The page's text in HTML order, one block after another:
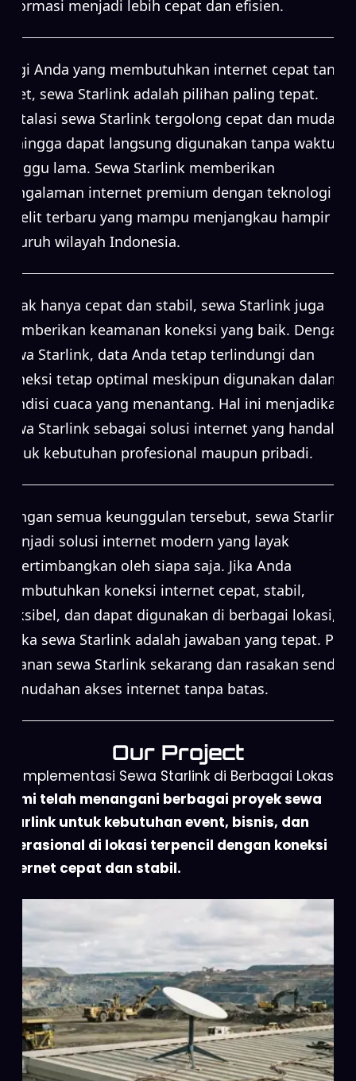
informasi menjadi lebih cepat dan efisien.
Bagi Anda yang membutuhkan internet cepat tanpa
ribet, sewa Starlink adalah pilihan paling tepat.
Instalasi sewa Starlink tergolong cepat dan mudah,
sehingga dapat langsung digunakan tanpa waktu
tunggu lama. Sewa Starlink memberikan
pengalaman internet premium dengan teknologi
satelit terbaru yang mampu menjangkau hampir
seluruh wilayah Indonesia.
Tidak hanya cepat dan stabil, sewa Starlink juga
memberikan keamanan koneksi yang baik. Dengan
sewa Starlink, data Anda tetap terlindungi dan
koneksi tetap optimal meskipun digunakan dalam
kondisi cuaca yang menantang. Hal ini menjadikan
sewa Starlink sebagai solusi internet yang handal
untuk kebutuhan profesional maupun pribadi.
Dengan semua keunggulan tersebut, sewa Starlink
menjadi solusi internet modern yang layak
dipertimbangkan oleh siapa saja. Jika Anda
membutuhkan koneksi internet cepat, stabil,
fleksibel, dan dapat digunakan di berbagai lokasi,
maka sewa Starlink adalah jawaban yang tepat. Pilih
layanan sewa Starlink sekarang dan rasakan sendiri
kemudahan akses internet tanpa batas.
Our Project
Implementasi Sewa Starlink di Berbagai Lokasi
Kami telah menangani berbagai proyek sewa
Starlink untuk kebutuhan event, bisnis, dan
operasional di lokasi terpencil dengan koneksi
internet cepat dan stabil.